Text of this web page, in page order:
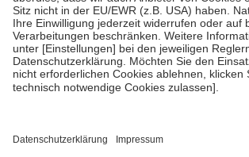
mit Ausnahme der Fahrkosten
• Untersuchungen zur Vorsorge und
GKV getragen werden
• empfohlenen Schutzimpfungen
• Harn- und Blutteststreifen
getroffen, um sicherzustellen, dass es sich um